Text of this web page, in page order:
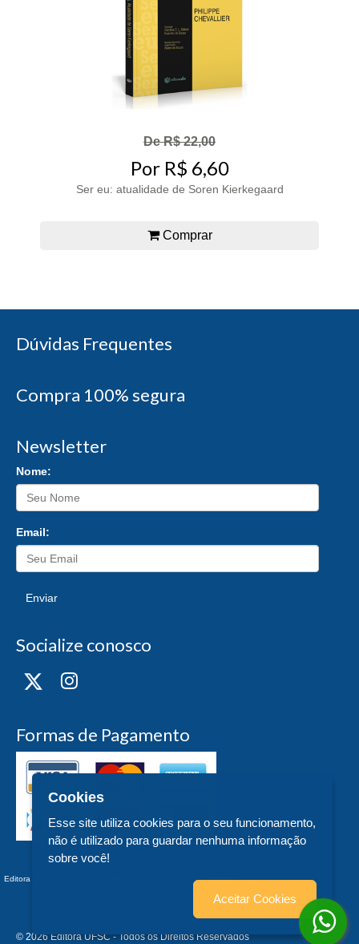
De R$ 22,00
Por R$ 6,60
Ser eu: atualidade de Soren Kierkegaard
Comprar
Dúvidas Frequentes
Compra 100% segura
Newsletter
Nome:
Email:
Enviar
Socialize conosco
Formas de Pagamento
Editora UFSC - CNPJ n° 83.899.526/0006-97 - teste - Trindade - - SC
© 2026 Editora UFSC - Todos os Direitos Reservados
Cookies
Esse site utiliza cookies para o seu funcionamento,
não é utilizado para guardar nenhuma informação
sobre você!
Aceitar Cookies